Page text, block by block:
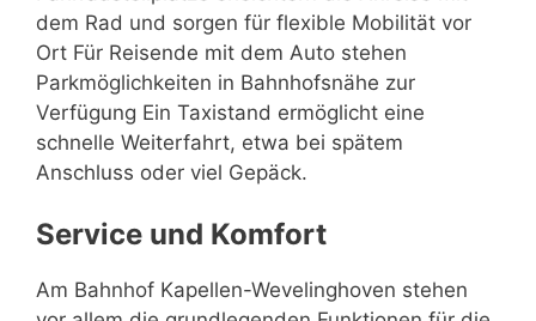
dem Rad und sorgen für flexible Mobilität vor
Ort Für Reisende mit dem Auto stehen
Parkmöglichkeiten in Bahnhofsnähe zur
Verfügung Ein Taxistand ermöglicht eine
schnelle Weiterfahrt, etwa bei spätem
Anschluss oder viel Gepäck.
Service und Komfort
Am Bahnhof Kapellen-Wevelinghoven stehen